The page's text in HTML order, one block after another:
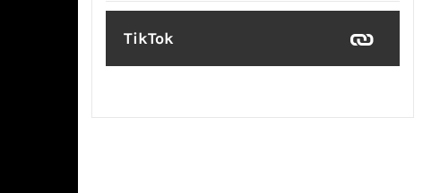
TikTok